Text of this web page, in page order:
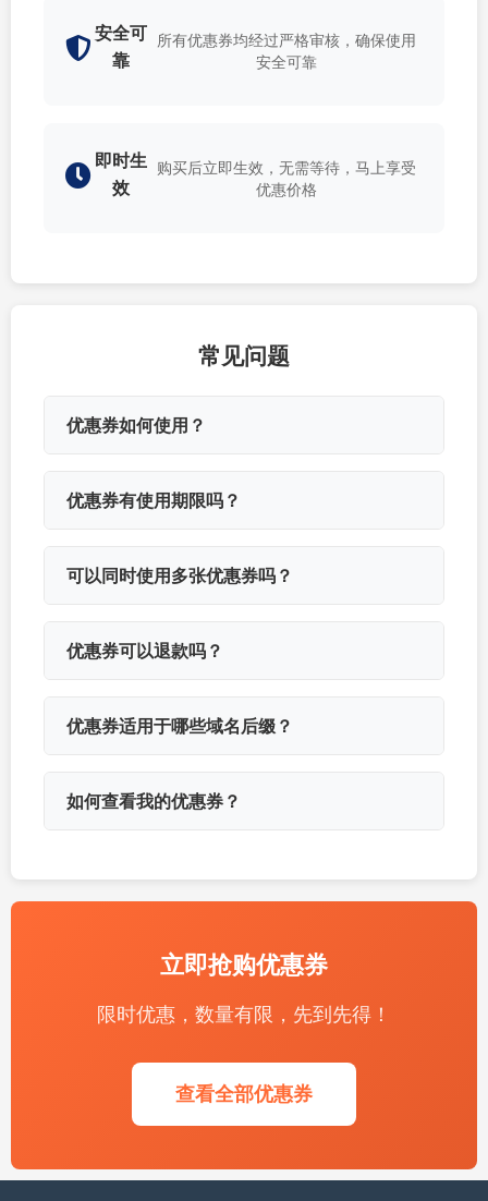
安全可
靠
所有优惠券均经过严格审核，确保使用
安全可靠
即时生
效
购买后立即生效，无需等待，马上享受
优惠价格
常见问题
优惠券如何使用？
优惠券有使用期限吗？
可以同时使用多张优惠券吗？
优惠券可以退款吗？
优惠券适用于哪些域名后缀？
如何查看我的优惠券？
立即抢购优惠券
限时优惠，数量有限，先到先得！
查看全部优惠券